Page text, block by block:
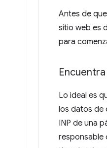
Antes de
sitio web es
para
Lo ideal es
los datos de
INP de una
responsable